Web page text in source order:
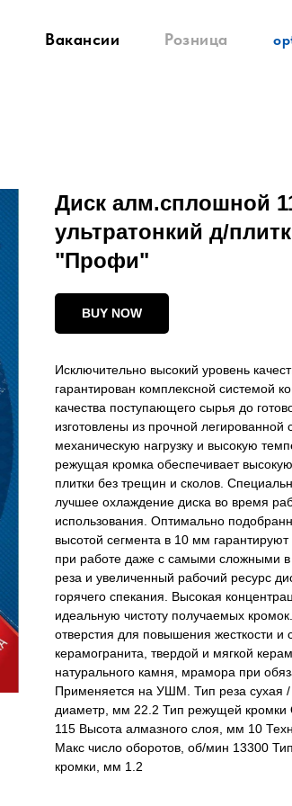
Вакансии Розница
Диск алм.сплошной
ультратонкий д/
"Профи"
BUY NOW
Исключительно высокий уровень
гарантирован комплексной системой
качества поступающего сырья до
изготовлены из прочной
механическую нагрузку и высокую
режущая кромка обеспечивает
плитки без трещин и сколов.
лучшее охлаждение диска во время
использования. Оптимально
высотой сегмента в 10 мм
при работе даже с самыми сложными в
реза и увеличенный рабочий ресурс
горячего спекания. Высокая
идеальную чистоту получаемых
отверстия для повышения жесткости
керамогранита, твердой и мягкой
натурального камня, мрамора при
Применяется на УШМ. Тип реза сухая
диаметр, мм 22.2 Тип режущей
115 Высота алмазного слоя, мм 10
Макс число оборотов, об/мин 13300
кромки, мм 1.2